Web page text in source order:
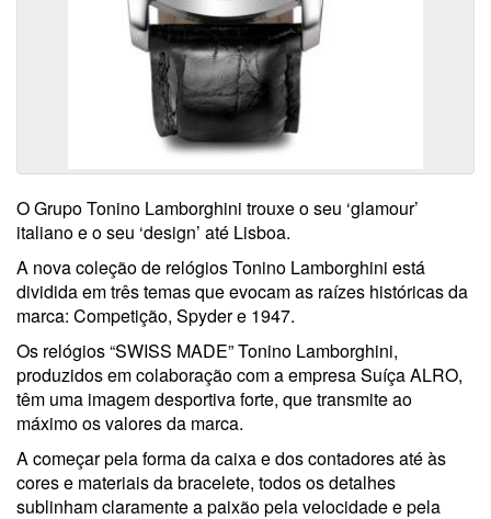
O Grupo Tonino Lamborghini trouxe o seu ‘glamour’
italiano e o seu ‘design’ até Lisboa.
A nova coleção de relógios Tonino Lamborghini está
dividida em três temas que evocam as raízes históricas da
marca: Competição, Spyder e 1947.
Os relógios “SWISS MADE” Tonino Lamborghini,
produzidos em colaboração com a empresa Suíça ALRO,
têm uma imagem desportiva forte, que transmite ao
máximo os valores da marca.
A começar pela forma da caixa e dos contadores até às
cores e materiais da bracelete, todos os detalhes
sublinham claramente a paixão pela velocidade e pela